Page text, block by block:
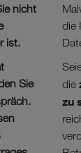
nicht
ist.
die
Sie
die
zu